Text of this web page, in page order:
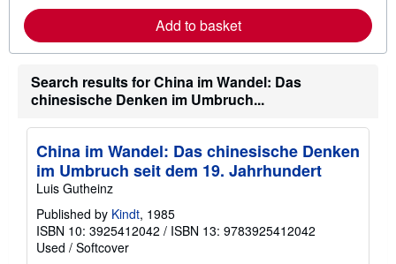
b
o
u
s
h
p
i
n
g
e
Add to basket
Search results for China im Wandel: Das
chinesische Denken im Umbruch...
China im Wandel: Das chinesische Denken
im Umbruch seit dem 19. Jahrhundert
Luis Gutheinz
Published by Kindt, 1985
ISBN 10: 3925412042 / ISBN 13: 9783925412042
Used / Softcover